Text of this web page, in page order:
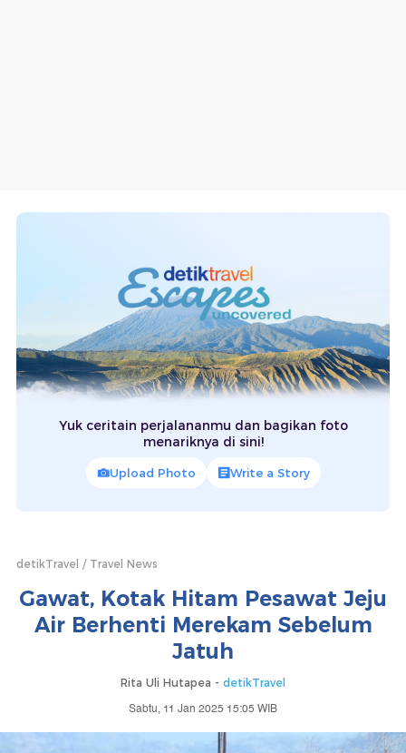
Yuk ceritain perjalananmu dan bagikan foto
menariknya di sini!
Upload Photo Write a Story
detikTravel Travel News
Gawat, Kotak Hitam Pesawat Jeju
Air Berhenti Merekam Sebelum
Jatuh
Rita Uli Hutapea - detikTravel
Sabtu, 11 Jan 2025 15:05 WIB